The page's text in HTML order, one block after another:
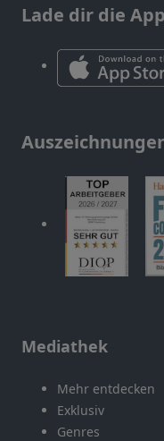
Lade dir die
Mediathek
Mehr entdecken
Exklusiv
Genres